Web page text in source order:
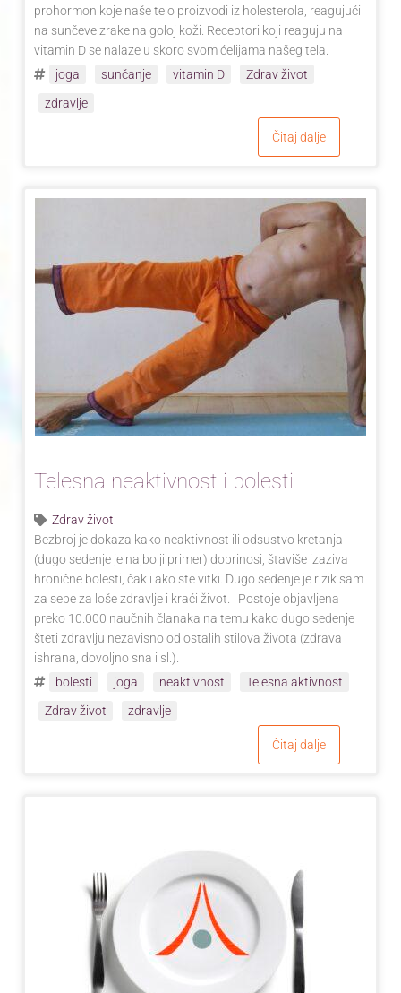
prohormon koje naše telo proizvodi iz holesterola, reagujući
na sunčeve zrake na goloj koži. Receptori koji reaguju na
vitamin D se nalaze u skoro svom ćelijama našeg tela.
joga
sunčanje vitamin D
Zdrav život
zdravlje
Čitaj dalje
Telesna neaktivnost i bolesti
Zdrav život
Bezbroj je dokaza kako neaktivnost ili odsustvo kretanja
(dugo sedenje je najbolji primer) doprinosi, štaviše izaziva
hronične bolesti, čak i ako ste vitki. Dugo sedenje je rizik sam
za sebe za loše zdravlje i kraći život. Postoje objavljena
preko 10.000 naučnih članaka na temu kako dugo sedenje
šteti zdravlju nezavisno od ostalih stilova života (zdrava
ishrana, dovoljno sna i sl.).
bolesti
joga neaktivnost
Telesna aktivnost
Zdrav život
zdravlje
Čitaj dalje